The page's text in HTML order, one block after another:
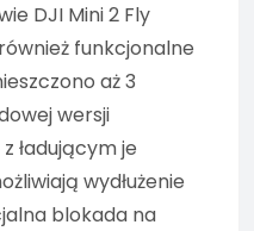
DJI Mini 2 Fly
funkcjonalne
aż 3
wersji
ładującym je
wydłużenie
blokada na